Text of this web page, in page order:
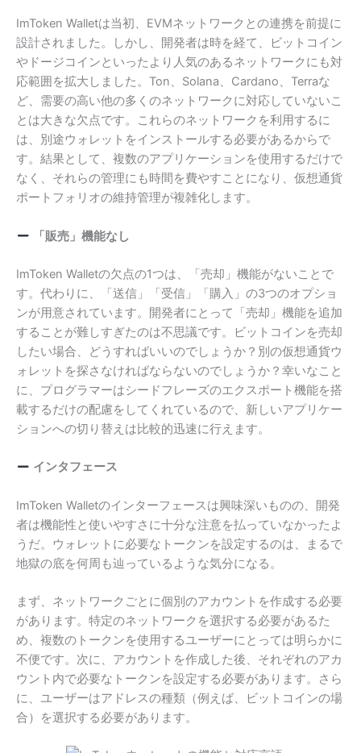
ImToken Walletは当初、EVMネットワークとの連携を前提に
設計されました。しかし、開発者は時を経て、ビットコイン
やドージコインといったより人気のあるネットワークにも対
応範囲を拡大しました。Ton、Solana、Cardano、Terraな
ど、需要の高い他の多くのネットワークに対応していないこ
とは大きな欠点です。これらのネットワークを利用するに
は、別途ウォレットをインストールする必要があるからで
す。結果として、複数のアプリケーションを使用するだけで
なく、それらの管理にも時間を費やすことになり、仮想通貨
ポートフォリオの維持管理が複雑化します。
「販売」機能なし
ImToken Walletの欠点の1つは、「売却」機能がないことで
す。代わりに、「送信」「受信」「購入」の3つのオプショ
ンが用意されています。開発者にとって「売却」機能を追加
することが難しすぎたのは不思議です。ビットコインを売却
したい場合、どうすればいいのでしょうか？別の仮想通貨ウ
ォレットを探さなければならないのでしょうか？幸いなこと
に、プログラマーはシードフレーズのエクスポート機能を搭
載するだけの配慮をしてくれているので、新しいアプリケー
ションへの切り替えは比較的迅速に行えます。
インタフェース
ImToken Walletのインターフェースは興味深いものの、開発
者は機能性と使いやすさに十分な注意を払っていなかったよ
うだ。ウォレットに必要なトークンを設定するのは、まるで
地獄の底を何周も辿っているような気分になる。
まず、ネットワークごとに個別のアカウントを作成する必要
があります。特定のネットワークを選択する必要があるた
め、複数のトークンを使用するユーザーにとっては明らかに
不便です。次に、アカウントを作成した後、それぞれのアカ
ウント内で必要なトークンを設定する必要があります。さら
に、ユーザーはアドレスの種類（例えば、ビットコインの場
合）を選択する必要があります。